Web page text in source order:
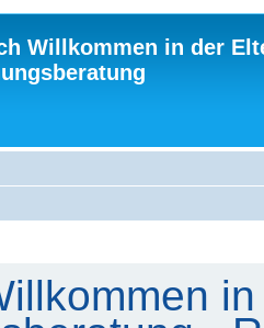
Willkommen in der